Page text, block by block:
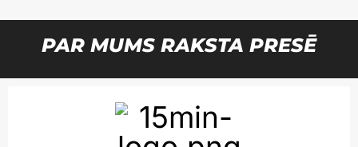
PAR MUMS RAKSTA PRESĒ